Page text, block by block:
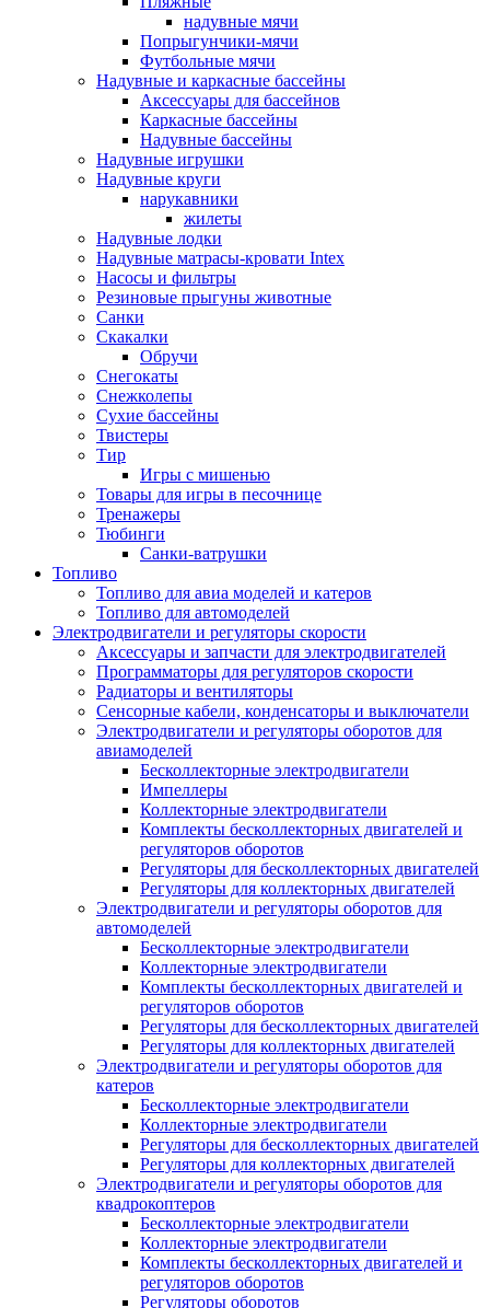
надувные мячи
Попрыгунчики-мячи
Футбольные мячи
Надувные и каркасные бассейны
Аксессуары для бассейнов
Каркасные бассейны
Надувные бассейны
Надувные игрушки
Надувные круги
нарукавники
жилеты
Надувные лодки
Надувные матрасы-кровати Intex
Насосы и фильтры
Резиновые прыгуны животные
Санки
Скакалки
Обручи
Снегокаты
Снежколепы
Сухие бассейны
Твистеры
Тир
Игры с мишенью
Товары для игры в песочнице
Тренажеры
Тюбинги
Санки-ватрушки
Топливо
Топливо для авиа моделей и катеров
Топливо для автомоделей
Электродвигатели и регуляторы скорости
Аксессуары и запчасти для электродвигателей
Программаторы для регуляторов скорости
Радиаторы и вентиляторы
Сенсорные кабели, конденсаторы и выключатели
Электродвигатели и регуляторы оборотов для
авиамоделей
Бесколлекторные электродвигатели
Импеллеры
Коллекторные электродвигатели
Комплекты бесколлекторных двигателей и
регуляторов оборотов
Регуляторы для бесколлекторных двигателей
Регуляторы для коллекторных двигателей
Электродвигатели и регуляторы оборотов для
автомоделей
Бесколлекторные электродвигатели
Коллекторные электродвигатели
Комплекты бесколлекторных двигателей и
регуляторов оборотов
Регуляторы для бесколлекторных двигателей
Регуляторы для коллекторных двигателей
Электродвигатели и регуляторы оборотов для
катеров
Бесколлекторные электродвигатели
Коллекторные электродвигатели
Регуляторы для бесколлекторных двигателей
Регуляторы для коллекторных двигателей
Электродвигатели и регуляторы оборотов для
квадрокоптеров
Бесколлекторные электродвигатели
Коллекторные электродвигатели
Комплекты бесколлекторных двигателей и
регуляторов оборотов
Регуляторы оборотов